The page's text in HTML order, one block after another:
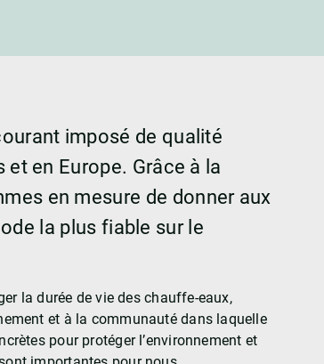
chaude
Nous
imposé de qualité
en Europe. Grâce à la
en mesure de donner aux
la plus fiable sur le
la durée de vie des chauffe-eaux,
et à la communauté dans laquelle
pour protéger l’environnement et